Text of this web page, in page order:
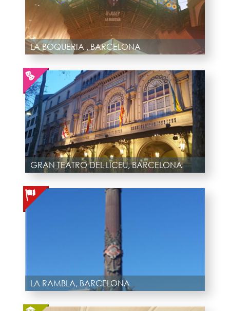
LA BOQUERIA , BARCELONA
GRAN TEATRO DEL LICEU, BARCELONA
LA RAMBLA, BARCELONA